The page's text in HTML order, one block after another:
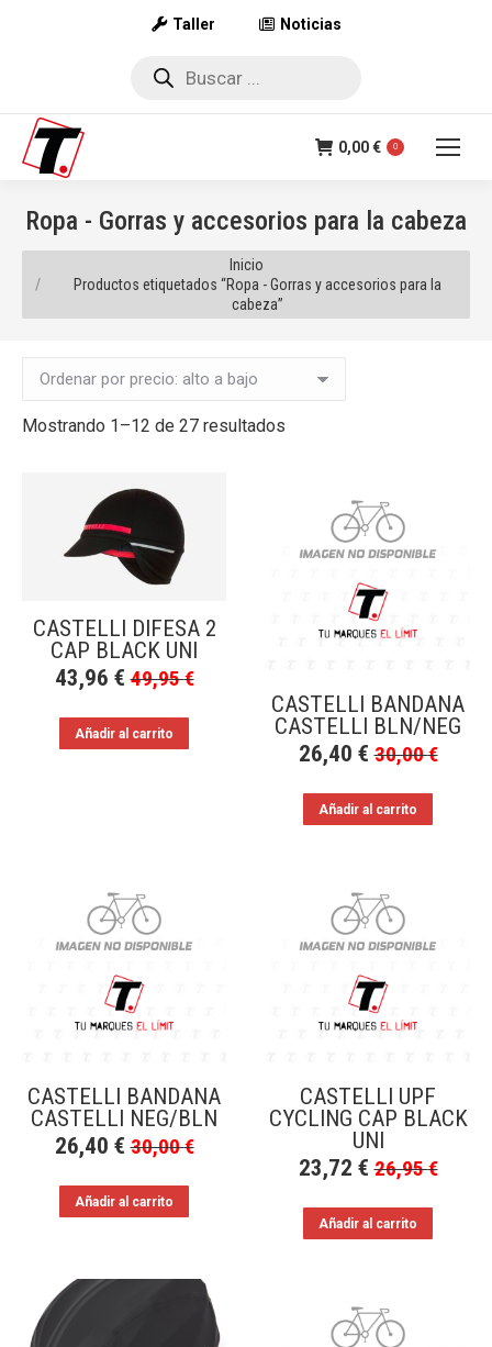
Taller Noticias
Búsqueda
0,00€ 0
Ropa - Gorras y accesorios para la cabeza
Estás aquí:
Inicio
Productos etiquetados “Ropa - Gorras y accesorios para la
cabeza”
Mostrando 1–12 de 27 resultados
bajo
CASTELLI DIFESA 2
CAP BLACK UNI
43,96 € 49,95€
Añadir al carrito
CASTELLI BANDANA
CASTELLI BLN/NEG
26,40 € 30,00€
Añadir al carrito
CASTELLI BANDANA
CASTELLI NEG/BLN
26,40 € 30,00€
Añadir al carrito
CASTELLI UPF
CYCLING CAP BLACK
UNI
23,72 € 26,95€
Añadir al carrito